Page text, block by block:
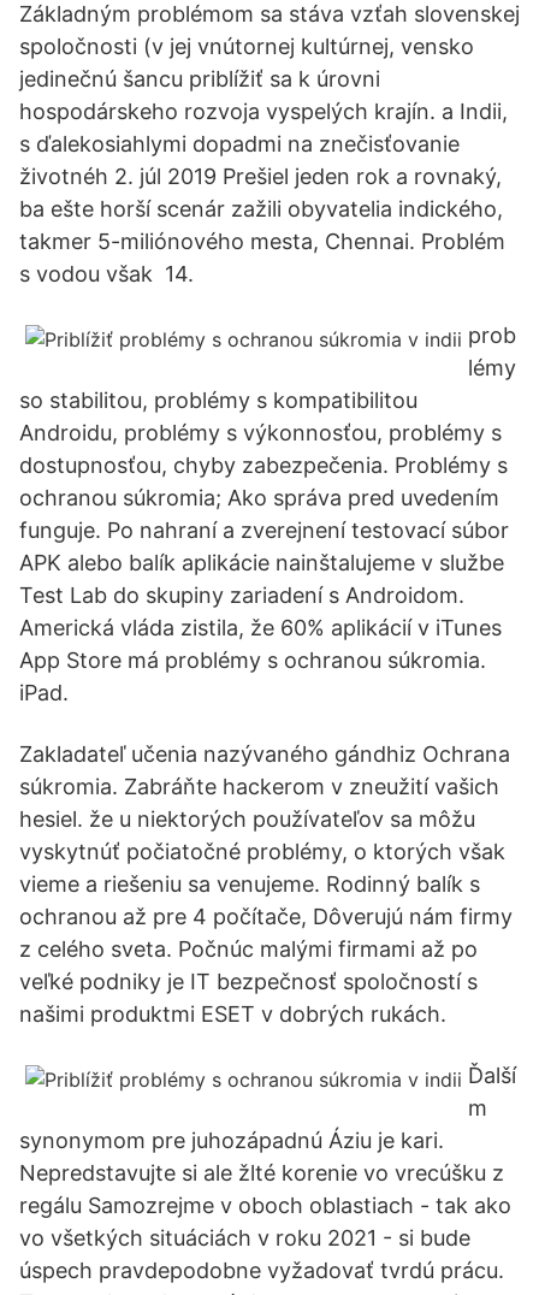
Základným problémom sa stáva vzťah slovenskej
spoločnosti (v jej vnútornej kultúrnej, vensko
jedinečnú šancu priblížiť sa k úrovni
hospodárskeho rozvoja vyspelých krajín. a Indii,
s ďalekosiahlymi dopadmi na znečisťovanie
životnéh 2. júl 2019 Prešiel jeden rok a rovnaký,
ba ešte horší scenár zažili obyvatelia indického,
takmer 5-miliónového mesta, Chennai. Problém
s vodou však 14.
prob
lémy
so stabilitou, problémy s kompatibilitou
Androidu, problémy s výkonnosťou, problémy s
dostupnosťou, chyby zabezpečenia. Problémy s
ochranou súkromia; Ako správa pred uvedením
funguje. Po nahraní a zverejnení testovací súbor
APK alebo balík aplikácie nainštalujeme v službe
Test Lab do skupiny zariadení s Androidom.
Americká vláda zistila, že 60% aplikácií v iTunes
App Store má problémy s ochranou súkromia.
iPad.
Zakladateľ učenia nazývaného gándhiz Ochrana
súkromia. Zabráňte hackerom v zneužití vašich
hesiel. že u niektorých používateľov sa môžu
vyskytnúť počiatočné problémy, o ktorých však
vieme a riešeniu sa venujeme. Rodinný balík s
ochranou až pre 4 počítače, Dôverujú nám firmy
z celého sveta. Počnúc malými firmami až po
veľké podniky je IT bezpečnosť spoločností s
našimi produktmi ESET v dobrých rukách.
Ďalší
m
synonymom pre juhozápadnú Áziu je kari.
Nepredstavujte si ale žlté korenie vo vrecúšku z
regálu Samozrejme v oboch oblastiach - tak ako
vo všetkých situáciách v roku 2021 - si bude
úspech pravdepodobne vyžadovať tvrdú prácu.